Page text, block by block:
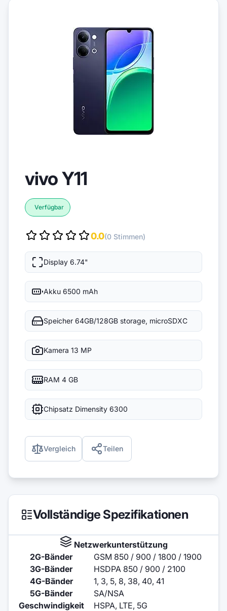
vivo Y11
Verfügbar
0.0(0 Stimmen)
Display 6.74"
Akku 6500 mAh
Speicher 64GB/128GB storage, microSDXC
Kamera 13 MP
RAM 4 GB
Chipsatz Dimensity 6300
Vergleich Teilen
Vollständige Spezifikationen
Netzwerkunterstützung
2G-Bänder
GSM 850 / 900 / 1800 / 1900
3G-Bänder
HSDPA 850 / 900 / 2100
4G-Bänder
1, 3, 5, 8, 38, 40, 41
5G-Bänder
SA/NSA
Geschwindigkeit
HSPA, LTE, 5G